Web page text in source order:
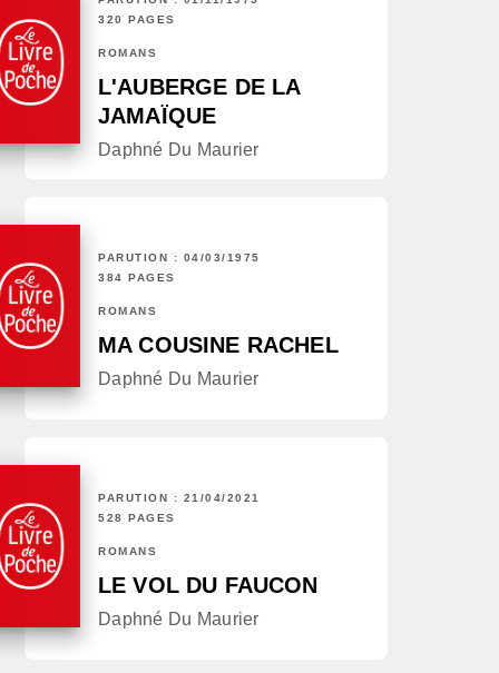
320 PAGES
ROMANS
L'AUBERGE DE LA
JAMAÏQUE
Daphné Du Maurier
PARUTION : 04/03/1975
384 PAGES
ROMANS
MA COUSINE RACHEL
Daphné Du Maurier
PARUTION : 21/04/2021
528 PAGES
ROMANS
LE VOL DU FAUCON
Daphné Du Maurier